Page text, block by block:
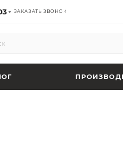
ЗАКАЗАТЬ ЗВОНОК